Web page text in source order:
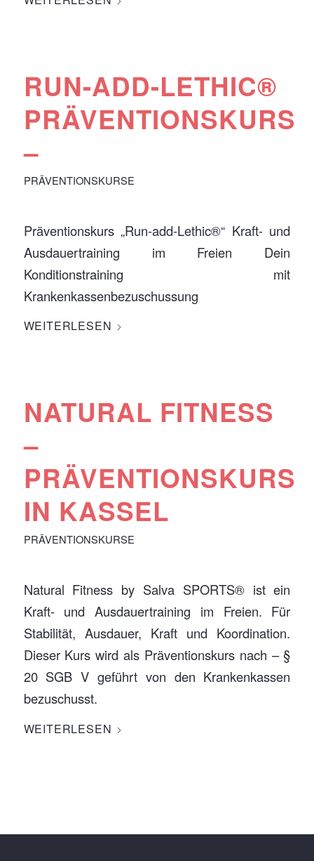
RUN-ADD-LETHIC®
PRÄVENTIONSKURS
–
PRÄVENTIONSKURSE
Präventionskurs „Run-add-Lethic®“ Kraft- und
Ausdauertraining im Freien Dein
Konditionstraining mit
Krankenkassenbezuschussung
WEITERLESEN
NATURAL FITNESS
–
PRÄVENTIONSKURS
IN KASSEL
PRÄVENTIONSKURSE
Natural Fitness by Salva SPORTS® ist ein
Kraft- und Ausdauertraining im Freien. Für
Stabilität, Ausdauer, Kraft und Koordination.
Dieser Kurs wird als Präventionskurs nach – §
20 SGB V geführt von den Krankenkassen
bezuschusst.
WEITERLESEN